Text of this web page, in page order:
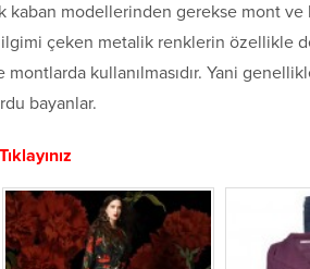
kaban modellerinden gerekse mont ve
çeken metalik renklerin özellikle
kullanılmasıdır. Yani
bayanlar.